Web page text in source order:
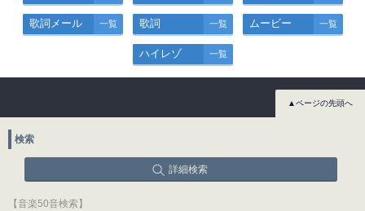
歌詞メール 一覧 歌詞 一覧 ムービー 一覧
ハイレゾ 一覧
▲ページの先頭へ
検索
詳細検索
【音楽50音検索】